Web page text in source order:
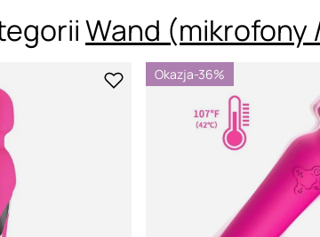
Wand (mikrofony
Okazja-36%